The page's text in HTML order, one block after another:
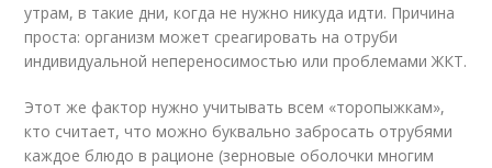
утрам, в такие дни, когда не нужно никуда идти. Причина
проста: организм может среагировать на отруби
индивидуальной непереносимостью или проблемами ЖКТ.
Этот же фактор нужно учитывать всем «торопыжкам»,
кто считает, что можно буквально забросать отрубями
каждое блюдо в рационе (зерновые оболочки многим